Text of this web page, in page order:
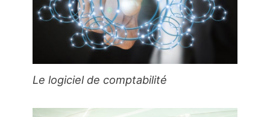
Le logiciel de comptabilité